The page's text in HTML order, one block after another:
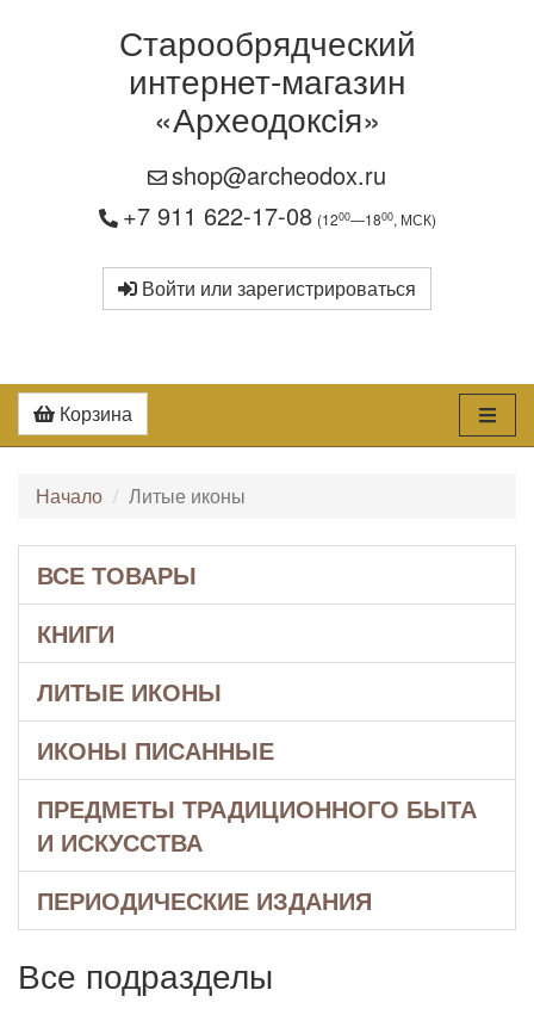
Старообрядческий
интернет-магазин
«Археодоксiя»
shop@archeodox.ru
+7 911 622-17-08 (1200—1800, МСК)
Войти или зарегистрироваться
Корзина
Начало Литые иконы
ВСЕ ТОВАРЫ
КНИГИ
ЛИТЫЕ ИКОНЫ
ИКОНЫ ПИСАННЫЕ
ПРЕДМЕТЫ ТРАДИЦИОННОГО БЫТА
И ИСКУССТВА
ПЕРИОДИЧЕСКИЕ ИЗДАНИЯ
Все подразделы